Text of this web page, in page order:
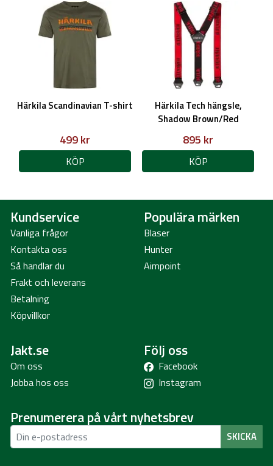
Härkila Scandinavian T-shirt
499 kr
KÖP
Härkila Tech hängsle,
Shadow Brown/Red
895 kr
KÖP
Kundservice
Vanliga frågor
Kontakta oss
Så handlar du
Frakt och leverans
Betalning
Köpvillkor
Populära märken
Blaser
Hunter
Aimpoint
Jakt.se
Om oss
Jobba hos oss
Följ oss
Facebook
Instagram
Prenumerera på vårt nyhetsbrev
SKICKA